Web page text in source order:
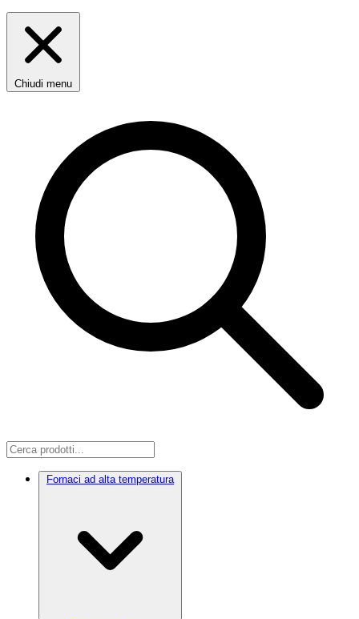
Chiudi menu
Fornaci ad alta temperatura